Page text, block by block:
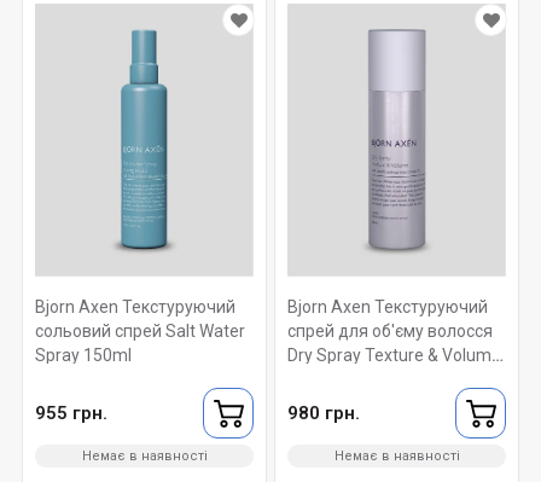
Bjorn Axen Текстуруючий
сольовий спрей Salt Water
Spray 150ml
955 грн.
Немає в наявності
Bjorn Axen Текстуруючий
спрей для об'єму волосся
Dry Spray Texture & Volume
980 грн.
Немає в наявності